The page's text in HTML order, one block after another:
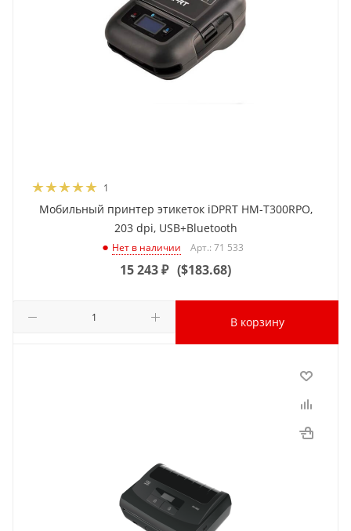
1
Мобильный принтер этикеток iDPRT HM-T300RPO,
203 dpi, USB+Bluetooth
Нет в наличии Арт.: 71 533
15 243₽ ($183.68)
В корзину